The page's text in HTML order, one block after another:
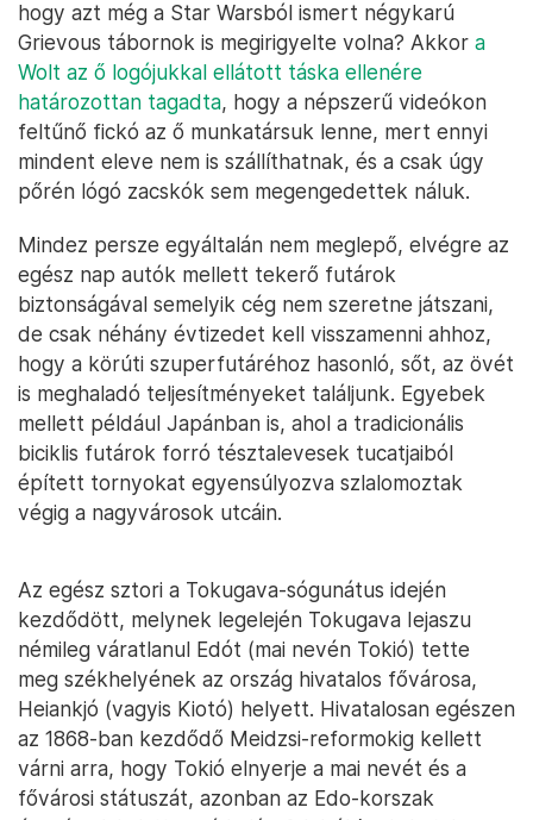
hogy azt még a Star Warsból ismert négykarú
Grievous tábornok is megirigyelte volna? Akkor a
Wolt az ő logójukkal ellátott táska ellenére
határozottan tagadta, hogy a népszerű videókon
feltűnő fickó az ő munkatársuk lenne, mert ennyi
mindent eleve nem is szállíthatnak, és a csak úgy
pőrén lógó zacskók sem megengedettek náluk.
Mindez persze egyáltalán nem meglepő, elvégre az
egész nap autók mellett tekerő futárok
biztonságával semelyik cég nem szeretne játszani,
de csak néhány évtizedet kell visszamenni ahhoz,
hogy a körúti szuperfutáréhoz hasonló, sőt, az övét
is meghaladó teljesítményeket találjunk. Egyebek
mellett például Japánban is, ahol a tradicionális
biciklis futárok forró tésztalevesek tucatjaiból
épített tornyokat egyensúlyozva szlalomoztak
végig a nagyvárosok utcáin.
Az egész sztori a Tokugava-sógunátus idején
kezdődött, melynek legelején Tokugava Iejaszu
némileg váratlanul Edót (mai nevén Tokió) tette
meg székhelyének az ország hivatalos fővárosa,
Heiankjó (vagyis Kiotó) helyett. Hivatalosan egészen
az 1868-ban kezdődő Meidzsi-reformokig kellett
várni arra, hogy Tokió elnyerje a mai nevét és a
fővárosi státuszát, azonban az Edo-korszak